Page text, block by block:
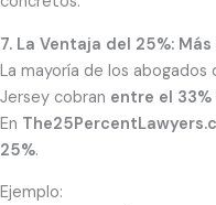
7. La Ventaja del 25%:
La mayoría de los abogados
Jersey cobran entre el
En
25%.
Ejemplo: